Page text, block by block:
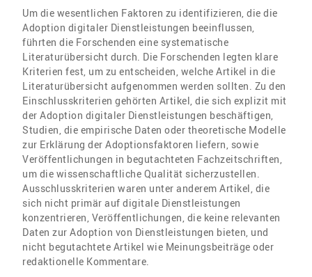
Um die wesentlichen Faktoren zu identifizieren, die die
Adoption digitaler Dienstleistungen beeinflussen,
führten die Forschenden eine systematische
Literaturübersicht durch. Die Forschenden legten klare
Kriterien fest, um zu entscheiden, welche Artikel in die
Literaturübersicht aufgenommen werden sollten. Zu den
Einschlusskriterien gehörten Artikel, die sich explizit mit
der Adoption digitaler Dienstleistungen beschäftigen,
Studien, die empirische Daten oder theoretische Modelle
zur Erklärung der Adoptionsfaktoren liefern, sowie
Veröffentlichungen in begutachteten Fachzeitschriften,
um die wissenschaftliche Qualität sicherzustellen.
Ausschlusskriterien waren unter anderem Artikel, die
sich nicht primär auf digitale Dienstleistungen
konzentrieren, Veröffentlichungen, die keine relevanten
Daten zur Adoption von Dienstleistungen bieten, und
nicht begutachtete Artikel wie Meinungsbeiträge oder
redaktionelle Kommentare.